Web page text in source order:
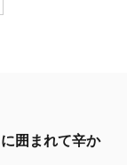
囲まれて辛か